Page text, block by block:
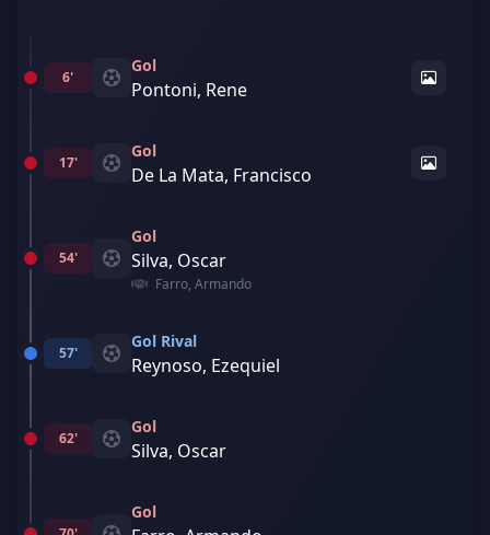
6'
Gol
Pontoni, Rene
17'
Gol
De La Mata, Francisco
54'
Gol
Silva, Oscar
Farro, Armando
57'
Gol Rival
Reynoso, Ezequiel
62'
Gol
Silva, Oscar
Gol